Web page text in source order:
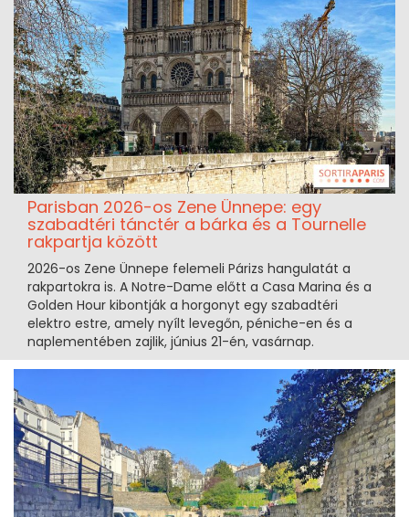
Parisban 2026-os Zene Ünnepe: egy
szabadtéri tánctér a bárka és a Tournelle
rakpartja között
2026-os Zene Ünnepe felemeli Párizs hangulatát a
rakpartokra is. A Notre-Dame előtt a Casa Marina és a
Golden Hour kibontják a horgonyt egy szabadtéri
elektro estre, amely nyílt levegőn, péniche-en és a
naplementében zajlik, június 21-én, vasárnap.